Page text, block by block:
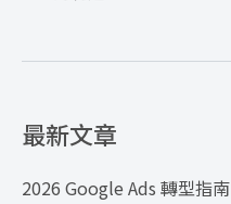
最新文章
2026 Google Ads 轉型指